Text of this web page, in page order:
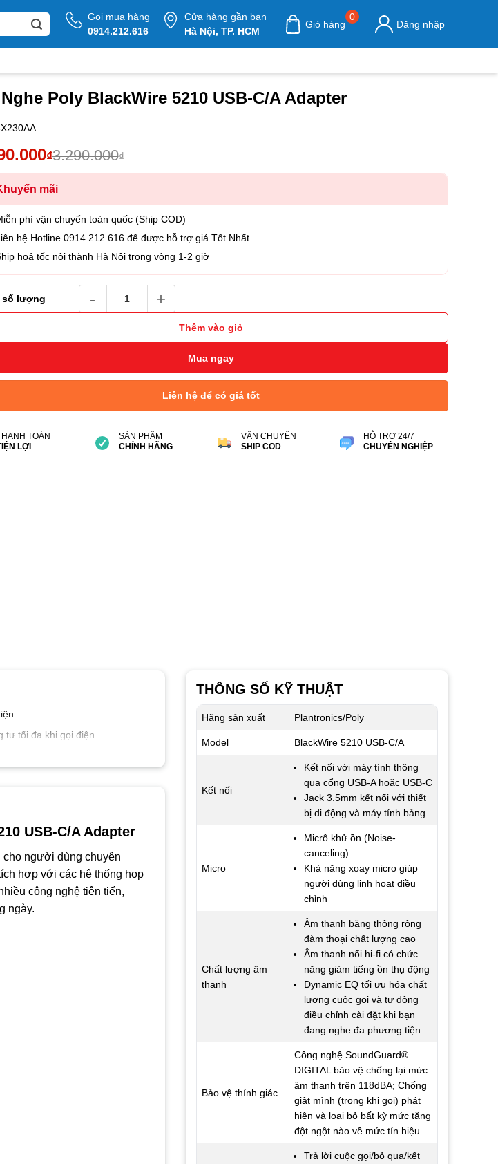
Gọi mua hàng
0914.212.616
Cửa hàng gần bạn
Hà Nội, TP. HCM
Giỏ hàng
0
Đăng nhập
Poly BlackWire 5210 USB-C/A Adapter
3.290.000₫
₫
mãi
phí vận chuyển toàn quốc (Ship COD)
hệ Hotline 0914 212 616 để được hỗ trợ giá Tốt Nhất
hoả tốc nội thành Hà Nội trong vòng 1-2 giờ
số lượng
Thêm vào giỏ
Mua ngay
Liên hệ để có giá tốt
TOÁN
LỢI
SẢN PHẨM
CHÍNH HÃNG
VẬN CHUYỂN
SHIP COD
HỖ TRỢ 24/7
CHUYÊN NGHIỆP
tư tối đa khi gọi điện
USB-C/A Adapter
cho người dùng chuyên
hợp với các hệ thống họp
công nghệ tiên tiến,
ngày.
THÔNG SỐ KỸ THUẬT
Hãng sản xuất Plantronics/Poly
Model BlackWire 5210 USB-C/A
Kết nối
Kết nối với máy tính thông
qua cổng USB-A hoặc USB-C
Jack 3.5mm kết nối với thiết
bị di động và máy tính bảng
Micro
Micrô khử ồn (Noise-
canceling)
Khả năng xoay micro giúp
người dùng linh hoạt điều
chỉnh
Chất lượng âm
thanh
Âm thanh băng thông rộng
đàm thoại chất lượng cao
Âm thanh nổi hi-fi có chức
năng giảm tiếng ồn thụ động
Dynamic EQ tối ưu hóa chất
lượng cuộc gọi và tự động
điều chỉnh cài đặt khi bạn
đang nghe đa phương tiện.
Bảo vệ thính giác
Công nghệ SoundGuard®
DIGITAL bảo vệ chống lại mức
âm thanh trên 118dBA; Chống
giật mình (trong khi gọi) phát
hiện và loại bỏ bất kỳ mức tăng
đột ngột nào về mức tín hiệu.
Trả lời cuộc gọi/bỏ qua/kết